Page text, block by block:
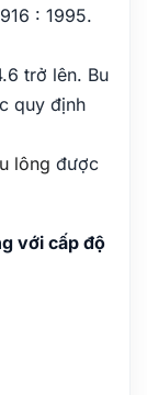
: 1995.
trở lên. Bu
quy định
lông được
với cấp độ